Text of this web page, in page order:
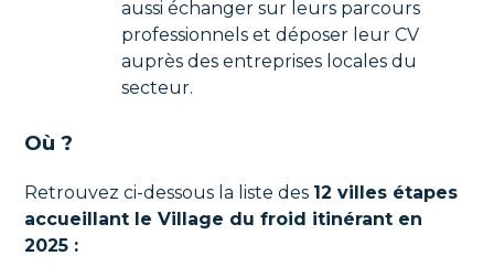
aussi échanger sur leurs parcours
professionnels et déposer leur CV
auprès des entreprises locales du
secteur.
Où ?
Retrouvez ci-dessous la liste des 12 villes étapes
accueillant le Village du froid itinérant en
2025 :